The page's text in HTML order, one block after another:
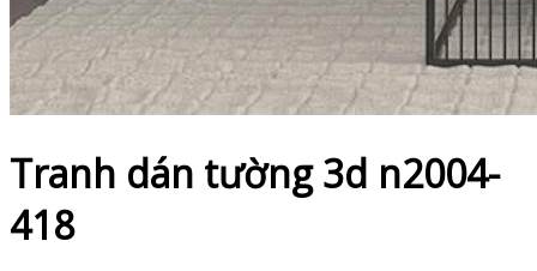
Tranh dán tường 3d n2004-
418